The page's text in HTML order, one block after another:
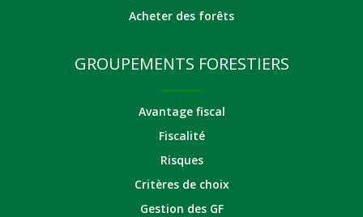
Acheter des forêts
GROUPEMENTS FORESTIERS
Avantage fiscal
Fiscalité
Risques
Critères de choix
Gestion des GF